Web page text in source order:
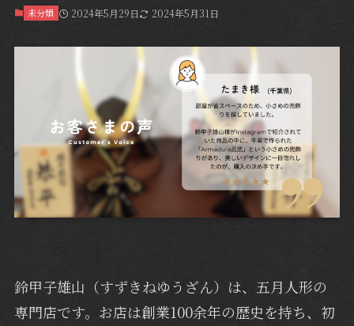
未分類 2024年5月29日 2024年5月31日
鈴甲子雄山（すずきねゆうざん）は、五月人形の
専門店です。お店は創業100余年の歴史を持ち、初